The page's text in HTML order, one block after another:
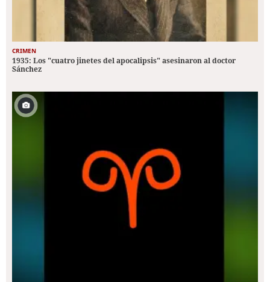
CRIMEN
1935: Los "cuatro jinetes del apocalipsis" asesinaron al doctor
Sánchez